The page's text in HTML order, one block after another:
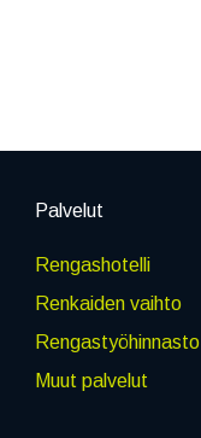
Palvelut
Rengashotelli
Renkaiden vaihto
Rengastyöhinnasto
Muut palvelut